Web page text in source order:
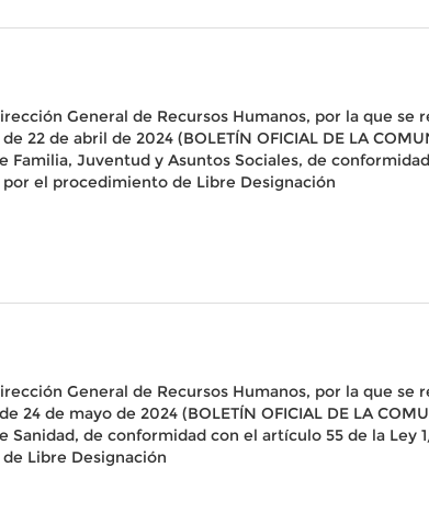
General de Recursos Humanos, por la que
22 de abril de 2024 (BOLETÍN OFICIAL DE LA
Juventud y Asuntos Sociales, de
el procedimiento de Libre Designación
General de Recursos Humanos, por la que
24 de mayo de 2024 (BOLETÍN OFICIAL DE LA
de conformidad con el artículo 55 de la Ley
Libre Designación